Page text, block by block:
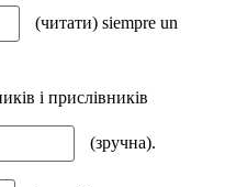
(читати) siempre un
і прислівників
(зручна).